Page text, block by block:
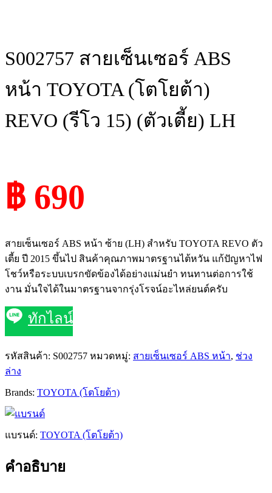
S002757 สายเซ็นเซอร์ ABS
หน้า TOYOTA (โตโยต้า)
REVO (รีโว 15) (ตัวเตี้ย) LH
฿ 690
สายเซ็นเซอร์ ABS หน้า ซ้าย (LH) สำหรับ TOYOTA REVO ตัว
เตี้ย ปี 2015 ขึ้นไป สินค้าคุณภาพมาตรฐานไต้หวัน แก้ปัญหาไฟ
โชว์หรือระบบเบรกขัดข้องได้อย่างแม่นยำ ทนทานต่อการใช้
งาน มั่นใจได้ในมาตรฐานจากรุ่งโรจน์อะไหล่ยนต์ครับ
ทักไลน์
รหัสสินค้า: S002757 หมวดหมู่: สายเซ็นเซอร์ ABS หน้า, ช่วง
ล่าง
Brands: TOYOTA (โตโยต้า)
แบรนด์: TOYOTA (โตโยต้า)
คำอธิบาย